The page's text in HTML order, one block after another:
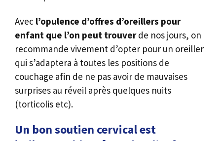
Avec l’opulence d’offres d’oreillers pour
enfant que l’on peut trouverde nos jours, on
recommande vivement d’opter pour un oreiller
qui s’adaptera à toutes les positions de
couchage afin de ne pas avoir de mauvaises
surprises au réveil après quelques nuits
(torticolis etc).
Un bon soutien cervical est